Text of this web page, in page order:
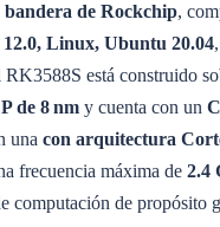
bandera de Rockchip,
Linux, Ubuntu 20.04
está construido
de 8 nm y cuenta con un
una con arquitectura
frecuencia máxima de 2.4
computación de propósito